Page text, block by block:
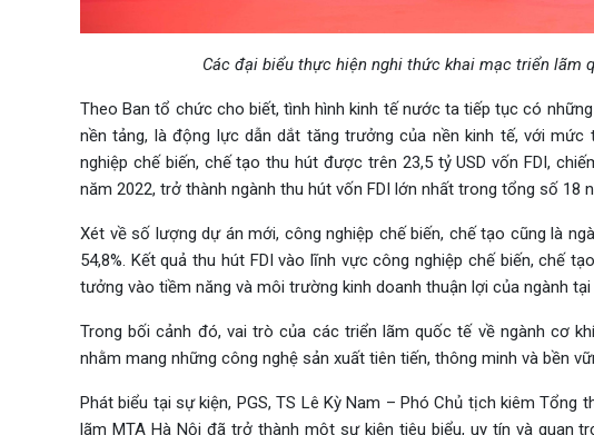
Các đại biểu thực hiện nghi thức khai mạc triển lãm
Theo Ban tổ chức cho biết, tình hình kinh tế nước ta tiếp tục có
nền tảng, là động lực dẫn dắt tăng trưởng của nền kinh tế, với mức
nghiệp chế biến, chế tạo thu hút được trên 23,5 tỷ USD vốn FDI,
năm 2022, trở thành ngành thu hút vốn FDI lớn nhất trong tổng số 18
Xét về số lượng dự án mới, công nghiệp chế biến, chế tạo cũng là
54,8%. Kết quả thu hút FDI vào lĩnh vực công nghiệp chế biến, chế
tưởng vào tiềm năng và môi trường kinh doanh thuận lợi của ngành tại
Trong bối cảnh đó, vai trò của các triển lãm quốc tế về ngành cơ
nhằm mang những công nghệ sản xuất tiên tiến, thông minh và bền
Phát biểu tại sự kiện, PGS, TS Lê Kỳ Nam – Phó Chủ tịch kiêm Tổng
lãm MTA Hà Nội đã trở thành một sự kiện tiêu biểu, uy tín và quan